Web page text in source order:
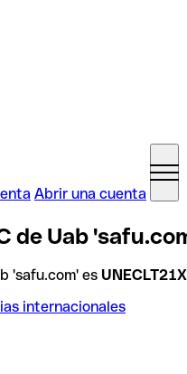
Abrir una cuenta
de Uab
'safu.com' es
internacionales